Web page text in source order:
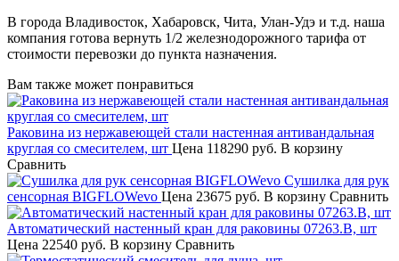
В города Владивосток, Хабаровск, Чита, Улан-Удэ и т.д. наша
компания готова вернуть 1/2 железнодорожного тарифа от
стоимости перевозки до пункта назначения.
Вам также может понравиться
Раковина из нержавеющей стали настенная антивандальная
круглая со смесителем, шт Цена 118290 руб. В корзину
Сравнить
Сушилка для рук
сенсорная BIGFLOWevo Цена 23675 руб. В корзину Сравнить
Автоматический настенный кран для раковины 07263.B, шт
Цена 22540 руб. В корзину Сравнить